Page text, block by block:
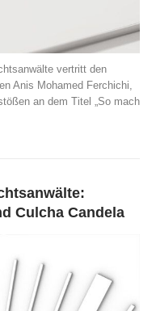
vertritt den
Anis Mohamed Ferchichi,
an dem Titel „So mach
Culcha Candela